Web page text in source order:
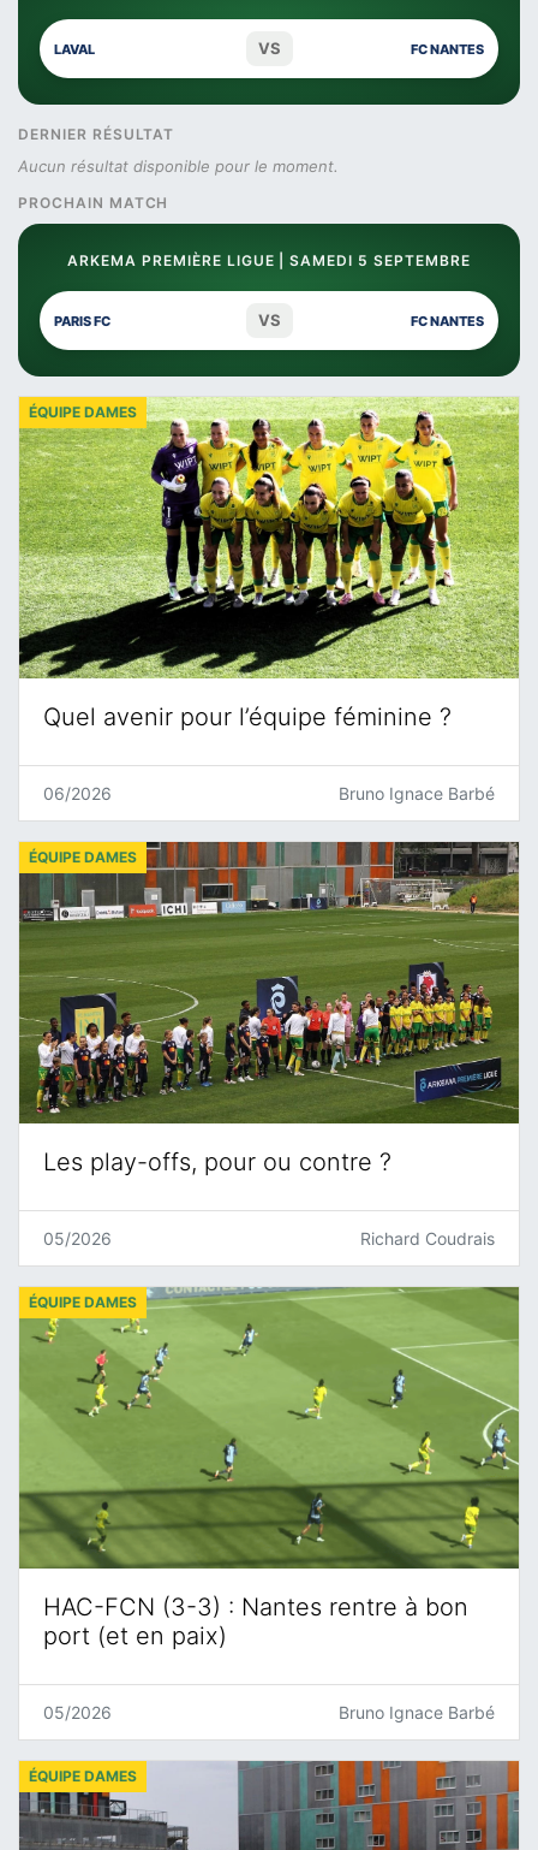
LAVAL VS FC NANTES
DERNIER RÉSULTAT
Aucun résultat disponible pour le moment.
PROCHAIN MATCH
ARKEMA PREMIÈRE LIGUE | SAMEDI 5 SEPTEMBRE
PARIS FC VS FC NANTES
Quel avenir pour l’équipe féminine ?
ÉQUIPE DAMES
06/2026 Bruno Ignace Barbé
Les play-offs, pour ou contre ?
ÉQUIPE DAMES
05/2026 Richard Coudrais
HAC-FCN (3-3) : Nantes rentre à bon
port (et en paix)
ÉQUIPE DAMES
05/2026 Bruno Ignace Barbé
ÉQUIPE DAMES